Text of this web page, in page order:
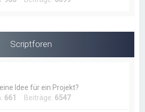
Scriptforen
Idee für ein Projekt?
661 Beiträge: 6547